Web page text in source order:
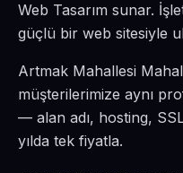
Web Tasarım sunar.
güçlü bir web sitesiyle
Artmak Mahallesi
müşterilerimize aynı
— alan adı, hosting,
yılda tek fiyatla.